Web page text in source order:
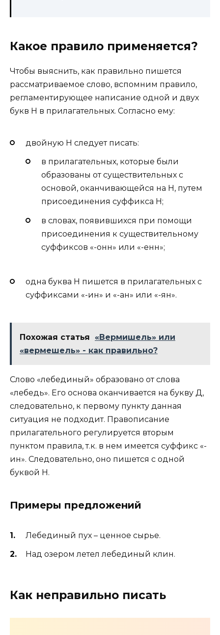
Какое правило применяется?
Чтобы выяснить, как правильно пишется
рассматриваемое слово, вспомним правило,
регламентирующее написание одной и двух
букв Н в прилагательных. Согласно ему:
двойную Н следует писать:
в прилагательных, которые были
образованы от существительных с
основой, оканчивающейся на Н, путем
присоединения суффикса Н;
в словах, появившихся при помощи
присоединения к существительному
суффиксов «-онн» или «-енн»;
одна буква Н пишется в прилагательных с
суффиксами «-ин» и «-ан» или «-ян».
Похожая статья
«Вермишель» или
«вермешель» - как правильно?
Слово «лебединый» образовано от слова
«лебедь». Его основа оканчивается на букву Д,
следовательно, к первому пункту данная
ситуация не подходит. Правописание
прилагательного регулируется вторым
пунктом правила, т.к. в нем имеется суффикс «-
ин». Следовательно, оно пишется с одной
буквой Н.
Примеры предложений
Лебединый пух – ценное сырье.
Над озером летел лебединый клин.
Как неправильно писать